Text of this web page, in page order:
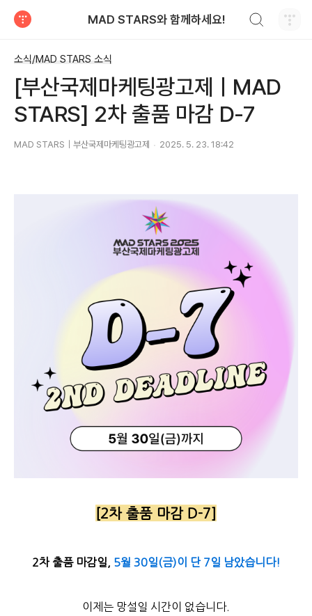
MAD STARS와 함께하세요!
소식/MAD STARS 소식
[부산국제마케팅광고제ㅣMAD
STARS] 2차 출품 마감 D-7
MAD STARS｜부산국제마케팅광고제 2025. 5. 23. 18:42
[2차 출품 마감 D-7]
2차 출품 마감일, 5월 30일(금)이 단 7일 남았습니다!
이제는 망설일 시간이 없습니다.